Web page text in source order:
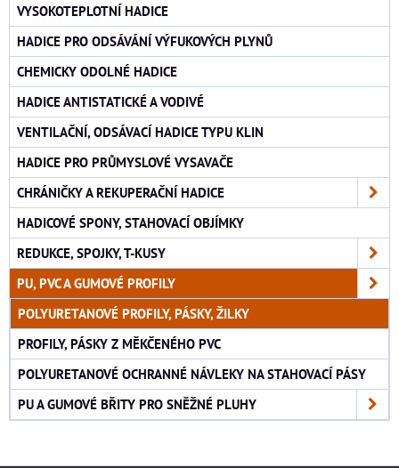
VYSOKOTEPLOTNÍ HADICE
HADICE PRO ODSÁVÁNÍ VÝFUKOVÝCH PLYNŮ
CHEMICKY ODOLNÉ HADICE
HADICE ANTISTATICKÉ A VODIVÉ
VENTILAČNÍ, ODSÁVACÍ HADICE TYPU KLIN
HADICE PRO PRŮMYSLOVÉ VYSAVAČE
CHRÁNIČKY A REKUPERAČNÍ HADICE
HADICOVÉ SPONY, STAHOVACÍ OBJÍMKY
REDUKCE, SPOJKY, T-KUSY
PU, PVC A GUMOVÉ PROFILY
POLYURETANOVÉ PROFILY, PÁSKY, ŽILKY
PROFILY, PÁSKY Z MĚKČENÉHO PVC
POLYURETANOVÉ OCHRANNÉ NÁVLEKY NA STAHOVACÍ PÁSY
PU A GUMOVÉ BŘITY PRO SNĚŽNÉ PLUHY